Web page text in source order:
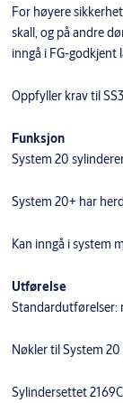
For høyere
skall, og på andre
inngå i FG-godkjent
Oppfyller krav til
Funksjon
System 20
System 20+ har
Kan inngå i system
Utførelse
Standardutførelser:
Nøkler til System
Sylindersettet